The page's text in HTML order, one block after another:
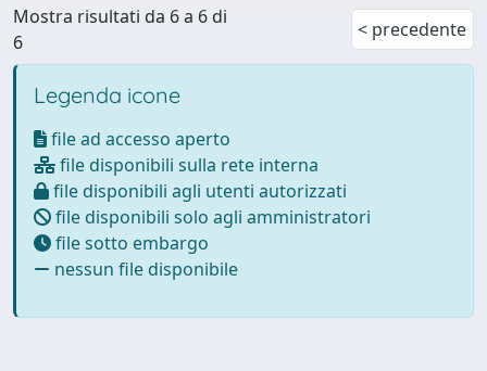
Mostra risultati da 6 a 6 di
6
< precedente
Legenda icone
file ad accesso aperto
file disponibili sulla rete interna
file disponibili agli utenti autorizzati
file disponibili solo agli amministratori
file sotto embargo
nessun file disponibile